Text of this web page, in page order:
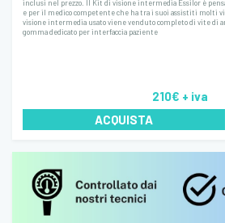
inclusi nel prezzo. Il Kit di visione intermedia Essilor è
e per il medico competente che ha tra i suoi assistiti molti
visione intermedia usato viene venduto completo di vite di
gomma dedicato per interfaccia paziente
210€ + iva
ACQUISTA